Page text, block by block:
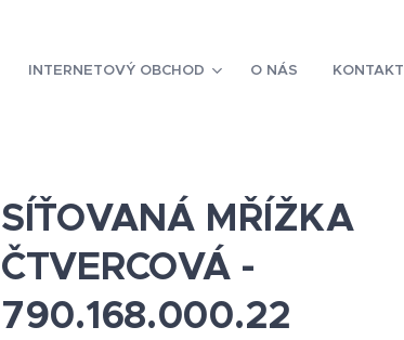
INTERNETOVÝ OBCHOD O NÁS KONTAKT
SÍŤOVANÁ MŘÍŽKA
ČTVERCOVÁ -
790.168.000.22